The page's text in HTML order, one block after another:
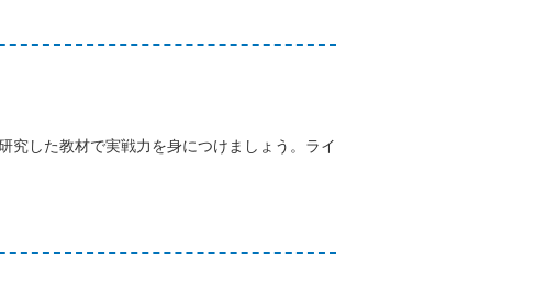
究した教材で実戦力を身につけましょう。ライ